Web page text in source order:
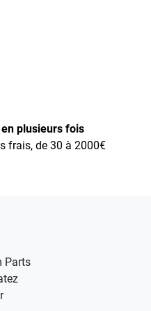
plusieurs fois
frais, de 30 à 2000€
Parts